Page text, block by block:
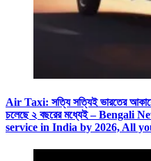
Air Taxi: সত্যি সত্যিই ভারতের আকাশে
চলেছে ২ বছরের মধ্যেই –
service in India by 2026, All